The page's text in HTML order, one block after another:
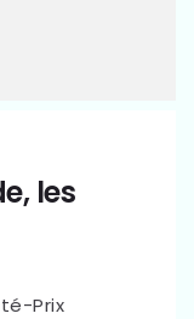
les
Prix